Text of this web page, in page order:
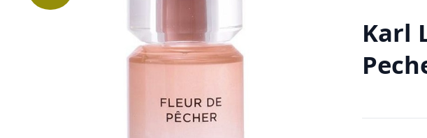
Karl